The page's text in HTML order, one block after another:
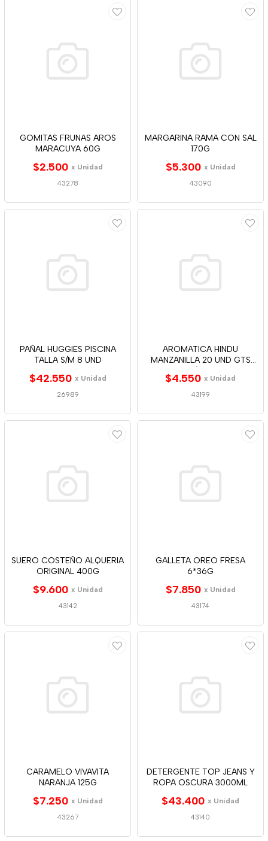
GOMITAS FRUNAS AROS
MARACUYA 60G
$2.500 x Unidad
43278
MARGARINA RAMA CON SAL
170G
$5.300 x Unidad
43090
PAÑAL HUGGIES PISCINA
TALLA S/M 8 UND
$42.550 x Unidad
26989
AROMATICA HINDU
MANZANILLA 20 UND GTS
$4.550 x Unidad
43199
SUERO COSTEÑO ALQUERIA
ORIGINAL 400G
$9.600 x Unidad
43142
GALLETA OREO FRESA
6*36G
$7.850 x Unidad
43174
CARAMELO VIVAVITA
NARANJA 125G
$7.250 x Unidad
43267
DETERGENTE TOP JEANS Y
ROPA OSCURA 3000ML
$43.400 x Unidad
43140